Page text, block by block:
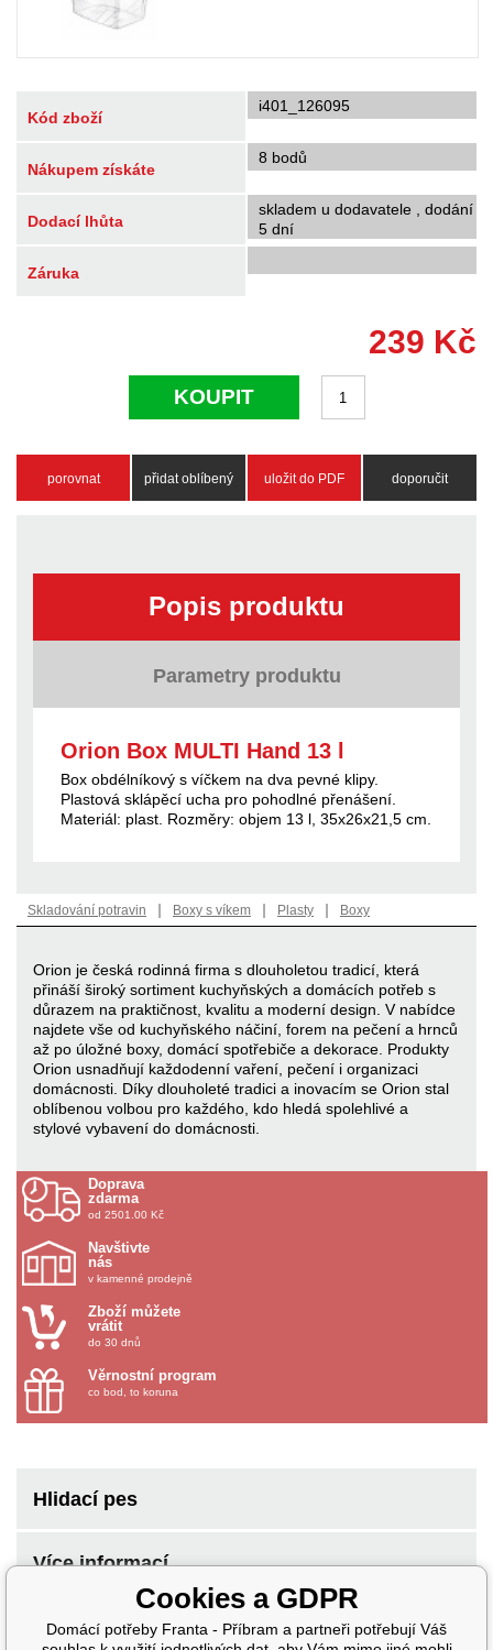
Kód zboží
i401_126095
Nákupem získáte
8 bodů
Dodací lhůta
skladem u dodavatele , dodání
5 dní
Záruka
239 Kč
KOUPIT
porovnat přidat oblíbený uložit do PDF doporučit
Popis produktu
Parametry produktu
Orion Box MULTI Hand 13 l
Box obdélníkový s víčkem na dva pevné klipy.
Plastová sklápěcí ucha pro pohodlné přenášení.
Materiál: plast. Rozměry: objem 13 l, 35x26x21,5 cm.
Skladování potravin | Boxy s víkem | Plasty | Boxy
Orion je česká rodinná firma s dlouholetou tradicí, která
přináší široký sortiment kuchyňských a domácích potřeb s
důrazem na praktičnost, kvalitu a moderní design. V nabídce
najdete vše od kuchyňského náčiní, forem na pečení a hrnců
až po úložné boxy, domácí spotřebiče a dekorace. Produkty
Orion usnadňují každodenní vaření, pečení i organizaci
domácnosti. Díky dlouholeté tradici a inovacím se Orion stal
oblíbenou volbou pro každého, kdo hledá spolehlivé a
stylové vybavení do domácnosti.
Doprava
zdarma
od 2501.00 Kč
Navštivte
nás
v kamenné prodejně
Zboží můžete
vrátit
do 30 dnů
Věrnostní program
co bod, to koruna
Hlidací pes
Více informací
Cookies a GDPR
Domácí potřeby Franta - Příbram a partneři potřebují Váš